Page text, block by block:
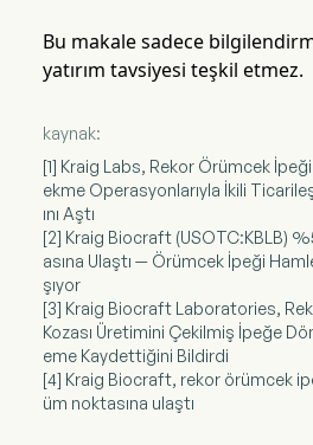
Bu makale sadece
yatırım tavsiyesi teşkil etmez.
kaynak:
[1] Kraig Labs, Rekor Örümcek
ekme Operasyonlarıyla İkili
ını Aştı
[2] Kraig Biocraft (USOTC:KBLB)
asına Ulaştı — Örümcek İpeği
şıyor
[3] Kraig Biocraft Laboratories,
Kozası Üretimini Çekilmiş İpeğe
eme Kaydettiğini Bildirdi
[4] Kraig Biocraft, rekor örümcek
üm noktasına ulaştı